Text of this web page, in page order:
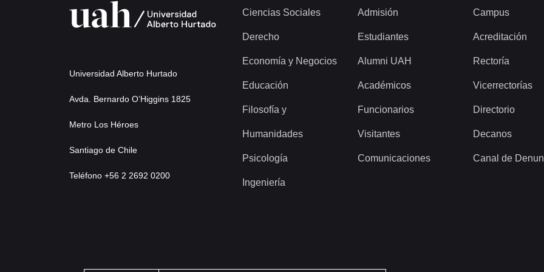
Universidad Alberto Hurtado
Avda. Bernardo O’Higgins 1825
Metro Los Héroes
Santiago de Chile
Teléfono +56 2 2692 0200
Ciencias Sociales
Derecho
Economía y Negocios
Educación
Filosofía y
Humanidades
Psicología
Ingeniería
Admisión
Estudiantes
Alumni UAH
Académicos
Funcionarios
Visitantes
Comunicaciones
Campus
Acreditación
Rectoría
Vicerrectorías
Directorio
Decanos
Canal de